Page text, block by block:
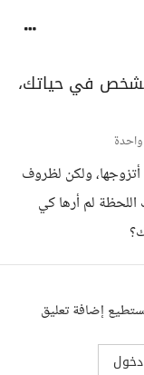
لشخص في حياتك،
أتزوجها، ولكن لظروف
اللحظة لم أرها كي
إضافة تعليق
دخول